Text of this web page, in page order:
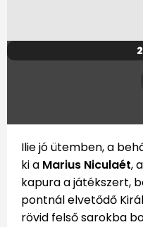
Ilie jó ütemben, a
ki a Marius Niculaét,
kapura a játékszert,
pontnál elvetődő
rövid felső sarokba